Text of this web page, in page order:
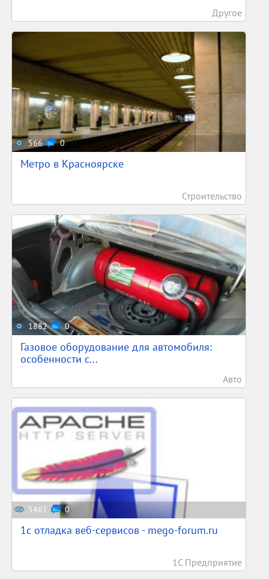
Другое
566 0
Метро в Красноярске
Строительство
1882 0
Газовое оборудование для автомобиля:
особенности с...
Авто
5461 0
1c отладка веб-сервисов - mego-forum.ru
1С Предприятие